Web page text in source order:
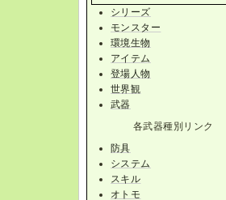
シリーズ
モンスター
環境生物
アイテム
登場人物
世界観
武器
各武器種別リンク
防具
システム
スキル
オトモ